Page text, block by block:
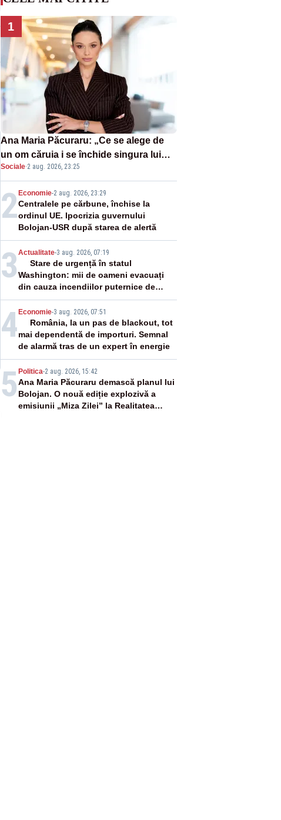
1
Ana Maria Păcuraru: „Ce se alege de
un om căruia i se închide singura lui
portiță?”
Sociale·2 aug. 2026, 23:25
2Economie-2 aug. 2026, 23:29
Centralele pe cărbune, închise la
ordinul UE. Ipocrizia guvernului
Bolojan-USR după starea de alertă
3 Actualitate-3 aug. 2026, 07:19
Stare de urgență în statul
Washington: mii de oameni evacuați
din cauza incendiilor puternice de
vegetație
4Economie-3 aug. 2026, 07:51
România, la un pas de blackout, tot
mai dependentă de importuri. Semnal
de alarmă tras de un expert în energie
5 Politica-2 aug. 2026, 15:42
Ana Maria Păcuraru demască planul lui
Bolojan. O nouă ediție explozivă a
emisiunii „Miza Zilei” la Realitatea